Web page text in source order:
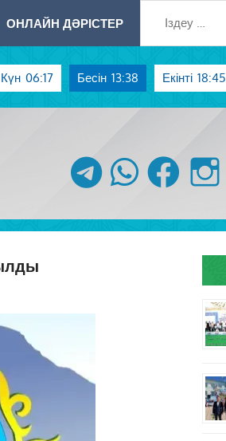
ОНЛАЙН ДӘРІСТЕР
Күн 06:17 Бесін 13:38 Екінті 18:45
telegram whatsapp facebook